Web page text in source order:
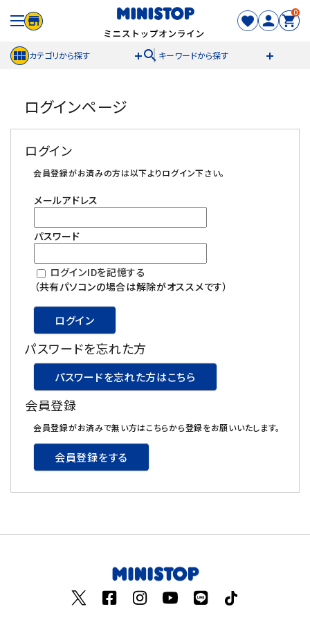
0
カテゴリから探す search キーワードから探す
meeting_room ログイン person 新規登録
セール商品
カテゴリから探す
冷凍食品
スイーツ
お菓子
酒類
日用品
ギフト
ログインページ
ログイン
会員登録がお済みの方は以下よりログイン下さい。
メールアドレス
パスワード
ログインIDを記憶する
（共有パソコンの場合は解除がオススメです）
ログイン
パスワードを忘れた方
パスワードを忘れた方はこちら
会員登録
会員登録がお済みで無い方はこちらから登録をお願いいたします。
会員登録をする